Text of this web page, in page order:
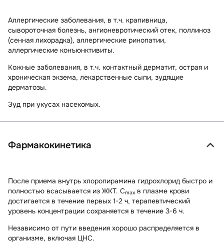
Аллергические заболевания, в т.ч. крапивница,
сывороточная болезнь, ангионевротический отек, поллиноз
(сенная лихорадка), аллергические ринопатии,
аллергические конъюнктивиты.
Кожные заболевания, в т.ч. контактный дерматит, острая и
хроническая экзема, лекарственные сыпи, зудящие
дерматозы.
Зуд при укусах насекомых.
Фармакокинетика
После приема внутрь хлоропирамина гидрохлорид быстро и
полностью всасывается из ЖКТ. Cmax в плазме крови
достигается в течение первых 1-2 ч, терапевтический
уровень концентрации сохраняется в течение 3-6 ч.
Независимо от пути введения хорошо распределяется в
организме, включая ЦНС.